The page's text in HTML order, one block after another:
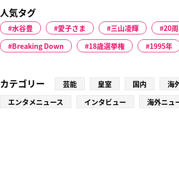
人気タグ
水谷豊 愛子さま 三山凌輝 20
Breaking Down
18歳選挙権 1995年
カテゴリー 芸能 皇室 国内 海
エンタメニュース
インタビュー 海外ニュ